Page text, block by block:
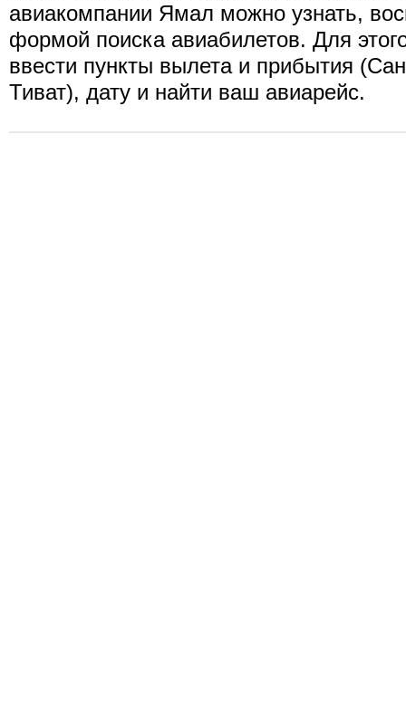
авиакомпании Ямал можно узнать,
формой поиска авиабилетов. Для
ввести пункты вылета и прибытия
Тиват), дату и найти ваш авиарейс.